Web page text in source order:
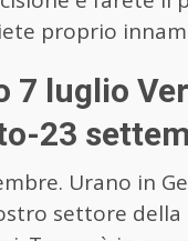
proprio
7 luglio
23
Urano in
settore della